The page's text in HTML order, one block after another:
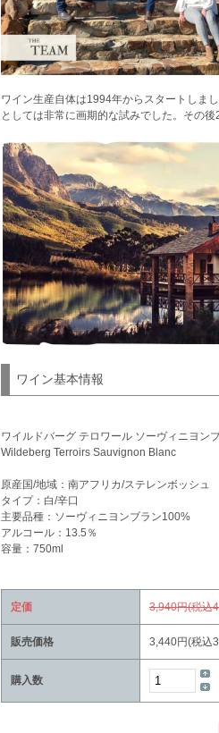
ワイン生産自体は1994年からスタートしま
としては非常に画期的な試みでした。その
ワイン基本情報
ワイルドバーグ テロワール ソーヴィニヨン
Wildeberg Terroirs Sauvignon Blanc
原産国/地域：南アフリカ/ステレンボッシュ
タイプ：白/辛口
主要品種：ソーヴィニヨンブラン100%
アルコール：13.5％
容量：750ml
定価 3,940円(税込
販売価格 3,440円(税込
購入数